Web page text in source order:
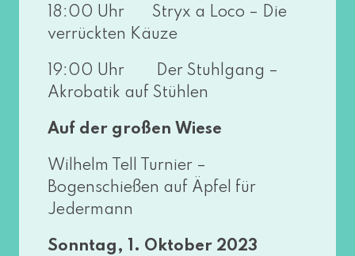
18:00 Uhr Stryx a Loco – Die
ver­rück­ten Käuze
19:00 Uhr Der Stuhlgang –
Akrobatik auf Stühlen
Auf der gro­ßen Wiese
Wilhelm Tell Turnier –
Bogenschießen auf Äpfel für
Jedermann
Sonntag, 1. Oktober 2023